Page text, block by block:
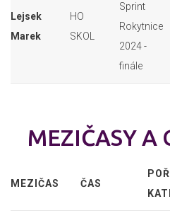
Lejsek
Marek
HO
SKOL
Sprint
Rokytnice
2024 -
finále
MEZIČASY A
MEZIČAS ČAS